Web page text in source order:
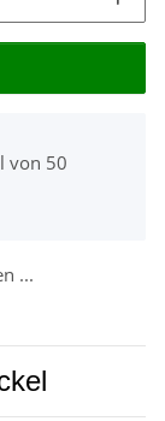
von 50
...